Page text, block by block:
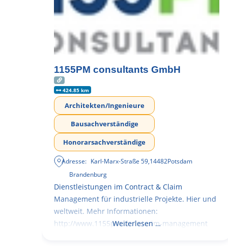
1155PM consultants GmbH
424.85 km
Architekten/Ingenieure
Bausachverständige
Honorarsachverständige
Adresse: Karl-Marx-Straße 59,14482Potsdam
Brandenburg
Dienstleistungen im Contract & Claim
Management für industrielle Projekte. Hier und
weltweit. Mehr Informationen:
http://www.1155pm.de/interim-management
Weiterlesen …